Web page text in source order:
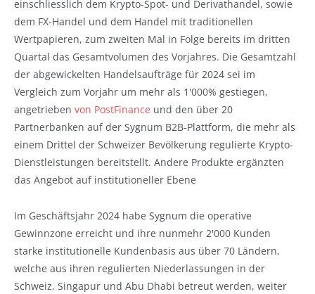
einschliesslich dem Krypto-Spot- und Derivathandel, sowie
dem FX-Handel und dem Handel mit traditionellen
Wertpapieren, zum zweiten Mal in Folge bereits im dritten
Quartal das Gesamtvolumen des Vorjahres. Die Gesamtzahl
der abgewickelten Handelsaufträge für 2024 sei im
Vergleich zum Vorjahr um mehr als 1'000% gestiegen,
angetrieben von PostFinance und den über 20
Partnerbanken auf der Sygnum B2B-Plattform, die mehr als
einem Drittel der Schweizer Bevölkerung regulierte Krypto-
Dienstleistungen bereitstellt. Andere Produkte ergänzten
das Angebot auf institutioneller Ebene
Im Geschäftsjahr 2024 habe Sygnum die operative
Gewinnzone erreicht und ihre nunmehr 2'000 Kunden
starke institutionelle Kundenbasis aus über 70 Ländern,
welche aus ihren regulierten Niederlassungen in der
Schweiz, Singapur und Abu Dhabi betreut werden, weiter